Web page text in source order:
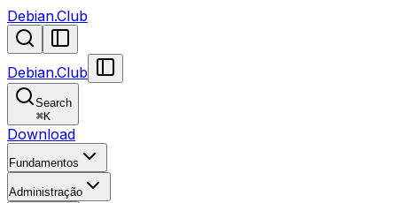
Debian.Club
Debian.Club
Search
⌘K
Download
Fundamentos
Administração